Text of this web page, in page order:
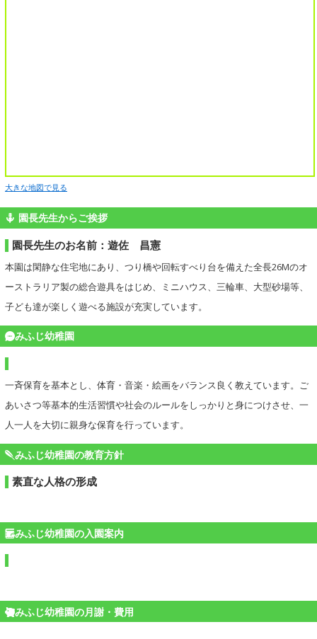
大きな地図で見る
園長先生からご挨拶
園長先生のお名前：遊佐 昌憲
本園は閑静な住宅地にあり、つり橋や回転すべり台を備えた全長26Mのオ
ーストラリア製の総合遊具をはじめ、ミニハウス、三輪車、大型砂場等、
子ども達が楽しく遊べる施設が充実しています。
みふじ幼稚園
一斉保育を基本とし、体育・音楽・絵画をバランス良く教えています。ご
あいさつ等基本的生活習慣や社会のルールをしっかりと身につけさせ、一
人一人を大切に親身な保育を行っています。
みふじ幼稚園の教育方針
素直な人格の形成
みふじ幼稚園の入園案内
みふじ幼稚園の月謝・費用